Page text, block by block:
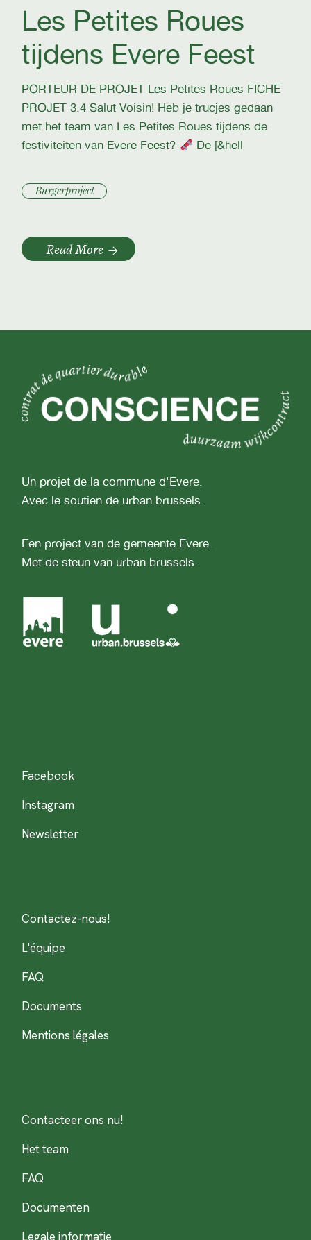
Les Petites Roues
tijdens Evere Feest
PORTEUR DE PROJET Les Petites Roues FICHE
PROJET 3.4 Salut Voisin! Heb je trucjes gedaan
met het team van Les Petites Roues tijdens de
festiviteiten van Evere Feest?
De [&hell
Burgerproject
Read More
Un projet de la commune d'Evere.
Avec le soutien de urban.brussels.
Een project van de gemeente Evere.
Met de steun van urban.brussels.
Facebook
Instagram
Newsletter
Contactez-nous!
L'équipe
FAQ
Documents
Mentions légales
Contacteer ons nu!
Het team
FAQ
Documenten
Legale informatie